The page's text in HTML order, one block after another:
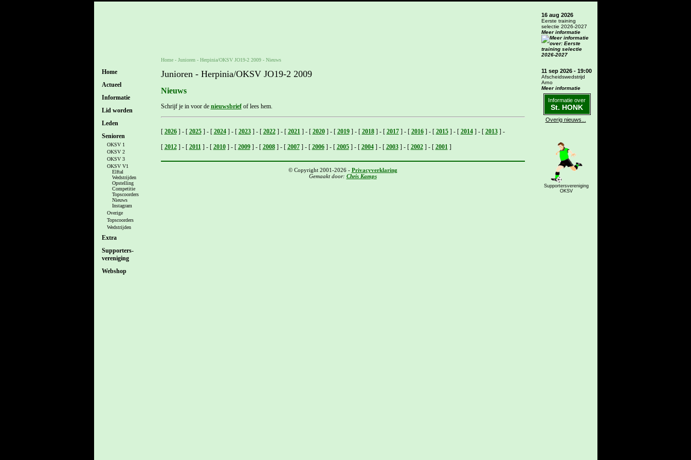
Home
Actueel
Informatie
Lid worden
Leden
Senioren
OKSV 1
OKSV 2
OKSV 3
OKSV V1
Elftal
Wedstrijden
Opstelling
Competitie
Topscoorders
Nieuws
Instagram
Overige
Topscoorders
Wedstrijden
Extra
Supporters-
vereniging
Webshop
Home- Junioren - Herpinia/OKSV JO19-2 2009- Nieuws
Junioren - Herpinia/OKSV JO19-2 2009
Nieuws
Schrijf je in voor de nieuwsbriefof lees hem.
[ 2026]- [ 2025]- [ 2024]- [ 2023]- [ 2022]- [ 2021 ]- [ 2020]- [ 2019]- [ 2018]- [ 2017]- [ 2016]- [ 2015]- [ 2014]- [ 2013]-
[ 2012]- [ 2011 ]- [ 2010]- [ 2009]- [ 2008]- [ 2007]- [ 2006]- [ 2005]- [ 2004]- [ 2003]- [ 2002]- [ 2001 ]
© Copyright 2001-2026 - Privacyverklaring
Gemaakt door: Chris Kamps
16 aug 2026
Eerste training
selectie 2026-2027
Meer informatie
11 sep 2026 - 19:00
Afscheidswedstrijd
Arno
Meer informatie
Informatie over
St. HONK
Overig nieuws...
Supportersvereniging
OKSV